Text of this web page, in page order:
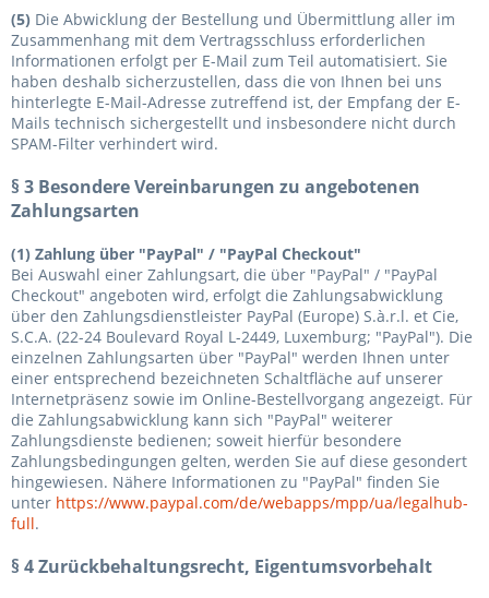
(5) Die Abwicklung der Bestellung und Übermittlung aller im
Zusammenhang mit dem Vertragsschluss erforderlichen
Informationen erfolgt per E-Mail zum Teil automatisiert. Sie
haben deshalb sicherzustellen, dass die von Ihnen bei uns
hinterlegte E-Mail-Adresse zutreffend ist, der Empfang der E-
Mails technisch sichergestellt und insbesondere nicht durch
SPAM-Filter verhindert wird.
§ 3 Besondere Vereinbarungen zu angebotenen
Zahlungsarten
(1) Zahlung über "PayPal" / "PayPal Checkout"
Bei Auswahl einer Zahlungsart, die über "PayPal" / "PayPal
Checkout" angeboten wird, erfolgt die Zahlungsabwicklung
über den Zahlungsdienstleister PayPal (Europe) S.à.r.l. et Cie,
S.C.A. (22-24 Boulevard Royal L-2449, Luxemburg; "PayPal"). Die
einzelnen Zahlungsarten über "PayPal" werden Ihnen unter
einer entsprechend bezeichneten Schaltfläche auf unserer
Internetpräsenz sowie im Online-Bestellvorgang angezeigt. Für
die Zahlungsabwicklung kann sich "PayPal" weiterer
Zahlungsdienste bedienen; soweit hierfür besondere
Zahlungsbedingungen gelten, werden Sie auf diese gesondert
hingewiesen. Nähere Informationen zu "PayPal" finden Sie
unter https://www.paypal.com/de/webapps/mpp/ua/legalhub-
full.
§ 4 Zurückbehaltungsrecht, Eigentumsvorbehalt